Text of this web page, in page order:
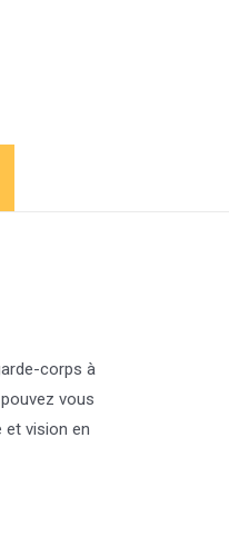
corps à
vous
et vision en